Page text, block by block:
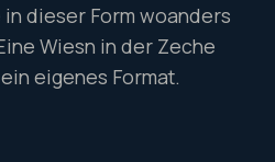
dieser Form woanders
Wiesn in der Zeche
eigenes Format.